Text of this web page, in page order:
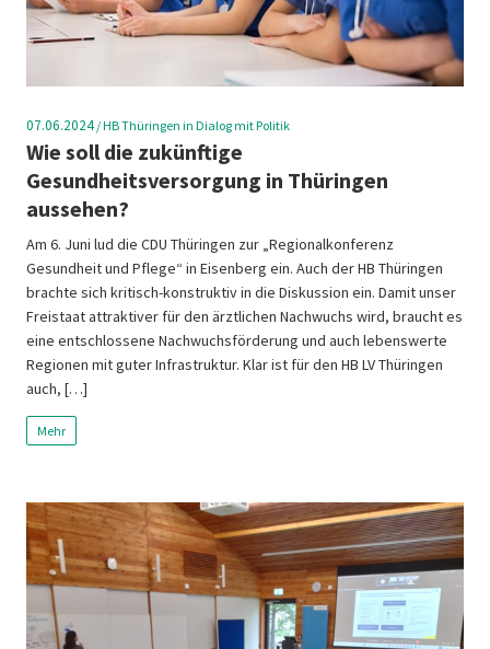
07.06.2024/HB Thüringen in Dialog mit Politik
Wie soll die zukünftige
Gesundheitsversorgung in Thüringen
aussehen?
Am 6. Juni lud die CDU Thüringen zur „Regionalkonferenz
Gesundheit und Pflege“ in Eisenberg ein. Auch der HB Thüringen
brachte sich kritisch-konstruktiv in die Diskussion ein. Damit unser
Freistaat attraktiver für den ärztlichen Nachwuchs wird, braucht es
eine entschlossene Nachwuchsförderung und auch lebenswerte
Regionen mit guter Infrastruktur. Klar ist für den HB LV Thüringen
auch, […]
Mehr